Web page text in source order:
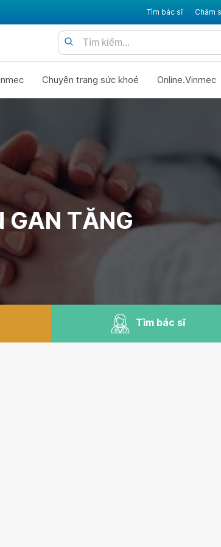
Tìm bác sĩ Chăm
Chuyên trang sức khoẻ Online.Vinmec
GAN TĂNG
Tìm bác sĩ